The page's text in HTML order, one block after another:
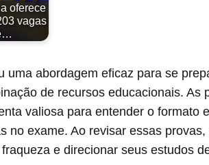
oferece
vagas
uma abordagem eficaz para se
de recursos educacionais. As
valiosa para entender o formato
no exame. Ao revisar essas provas,
e direcionar seus estudos